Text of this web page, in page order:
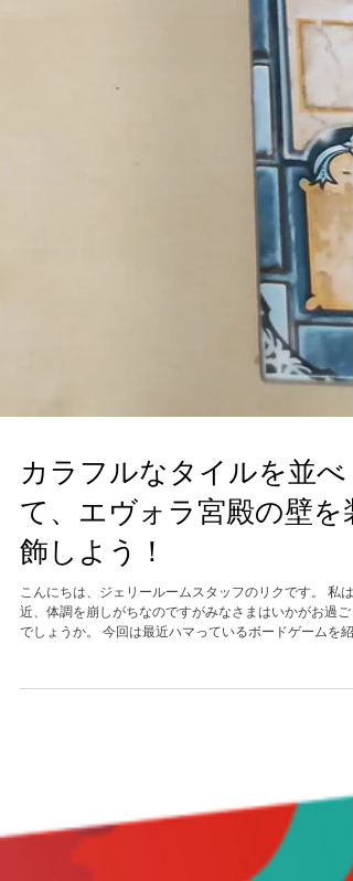
カラフルなタイルを並べ
て、エヴォラ宮殿の壁を
ズール）」 は、プレイヤーがタイル・アーティストとな
り、エヴォラ宮殿の壁をカラフルなタイルで装飾するゲ
ムです。 プレイヤーはテーブル中央のいずれかの工房展
ボード上にある同色のタイルすべてを取って、自分のプ
イヤーボードの図案ライン上のいずれか1段に配置しま